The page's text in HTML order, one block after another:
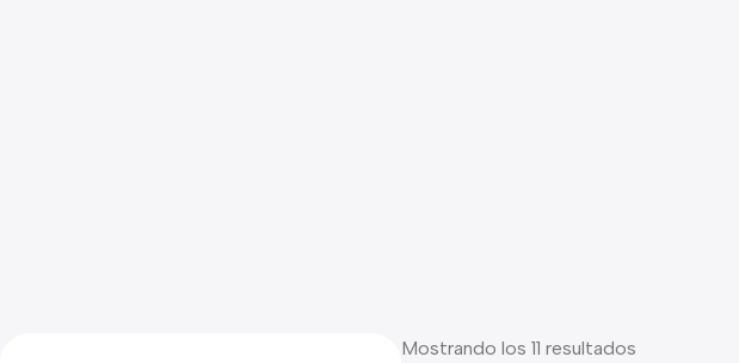
Mostrando los 11 resultados